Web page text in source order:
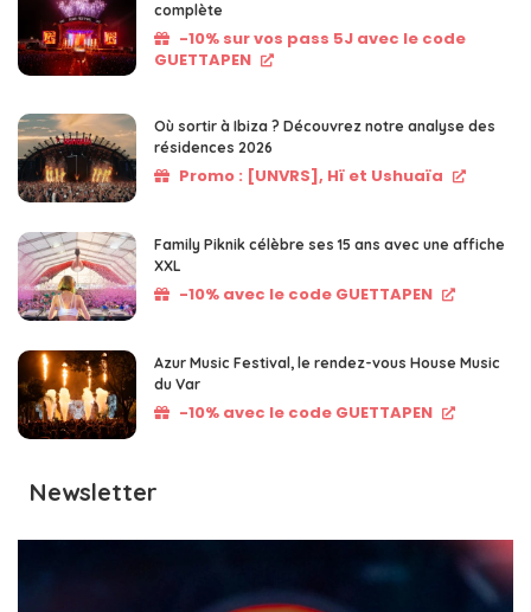
complète
-10% sur vos pass 5J avec le code
GUETTAPEN
Où sortir à Ibiza ? Découvrez notre analyse des
résidences 2026
Promo : [UNVRS], Hï et Ushuaïa
Family Piknik célèbre ses 15 ans avec une affiche
XXL
-10% avec le code GUETTAPEN
Azur Music Festival, le rendez-vous House Music
du Var
-10% avec le code GUETTAPEN
Newsletter